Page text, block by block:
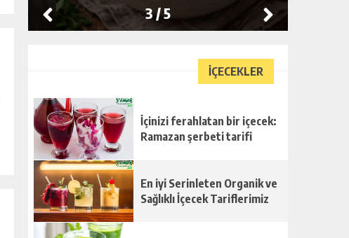
3/5
İÇECEKLER
İçinizi ferahlatan bir içecek:
Ramazan şerbeti tarifi
En iyi Serinleten Organik ve
Sağlıklı İçecek Tariflerimiz